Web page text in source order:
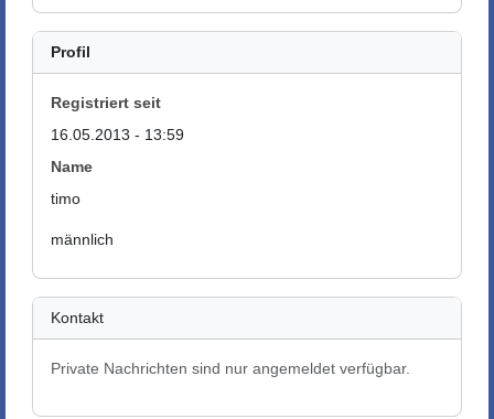
Profil
Registriert seit
16.05.2013 - 13:59
Name
timo
männlich
Kontakt
Private Nachrichten sind nur angemeldet verfügbar.